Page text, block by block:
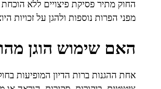
מפני הפרות נוספות ולהגן על זכויות
האם שימוש הוגן
אחת ההגנות ברות הדיון המופיעות